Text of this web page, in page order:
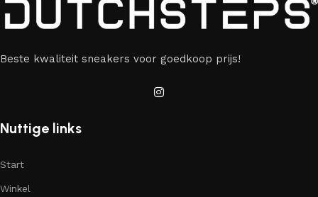
Beste kwaliteit sneakers voor goedkoop prijs!
Nuttige links
Start
Winkel